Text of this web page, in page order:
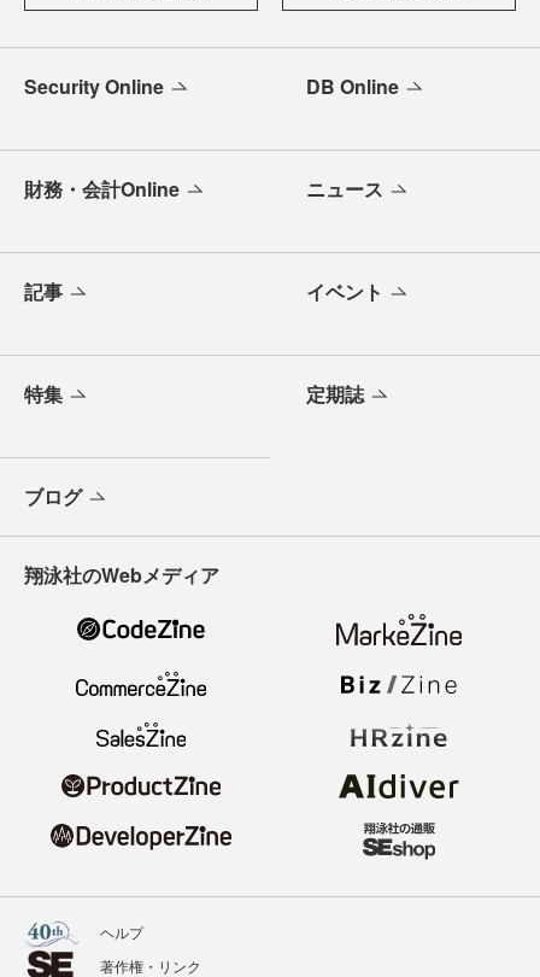
Security Online DB Online
財務・会計Online ニュース
記事 イベント
特集 定期誌
ブログ
翔泳社のWebメディア
ヘルプ
著作権・リンク